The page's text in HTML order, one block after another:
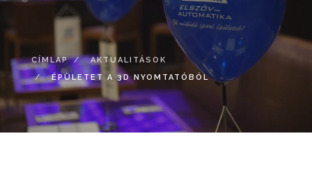
CÍMLAP
AKTUALITÁSOK
ÉPÜLETET A 3D NYOMTATÓBÓL